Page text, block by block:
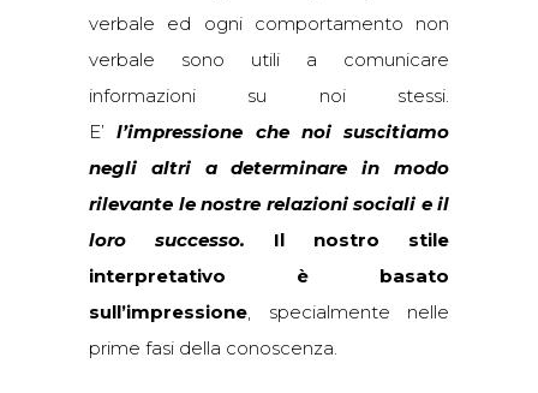
verbale ed ogni comportamento non
verbale sono utili a comunicare
informazioni su noi stessi.
E’l’impressione che noi suscitiamo
negli altri a determinare in modo
rilevante le nostre relazioni sociali e il
loro successo.
Il nostro stile
interpretativo è basato
sull’impressione, specialmente nelle
prime fasi della conoscenza.